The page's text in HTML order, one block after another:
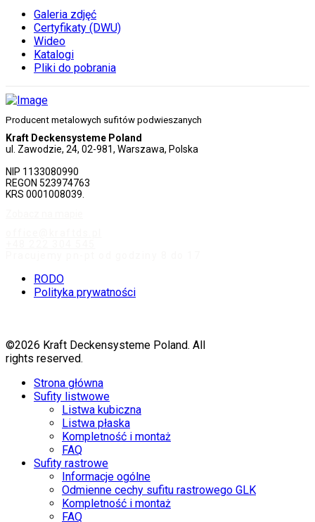
Galeria zdjęć
Certyfikaty (DWU)
Wideo
Katalogi
Pliki do pobrania
Producent metalowych sufitów podwieszanych
Kraft Deckensysteme Poland
ul. Zawodzie, 24, 02-981, Warszawa, Polska
NIP 1133080990
REGON 523974763
KRS 0001008039.
RODO
Polityka prywatności
©2026 Kraft Deckensysteme Poland. All
rights reserved.
Strona główna
Sufity listwowe
Listwa kubiczna
Listwa płaska
Kompletność i montaż
FAQ
Sufity rastrowe
Informacje ogólne
Odmienne cechy sufitu rastrowego GLK
Kompletność i montaż
FAQ